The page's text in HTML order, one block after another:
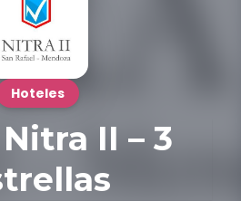
Hoteles
II – 3